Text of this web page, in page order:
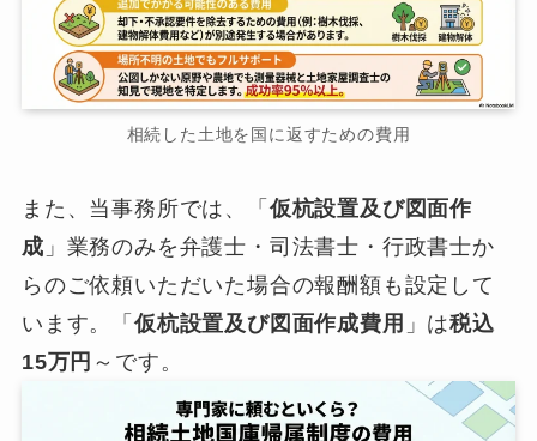
相続した土地を国に返すための費用
また、当事務所では、「 仮杭設置及び図面作
成 」業務のみを弁護士・司法書士・行政書士か
らのご依頼いただいた場合の報酬額も設定して
います。「 仮杭設置及び図面作成費用 」は税込
15万円 ～です。